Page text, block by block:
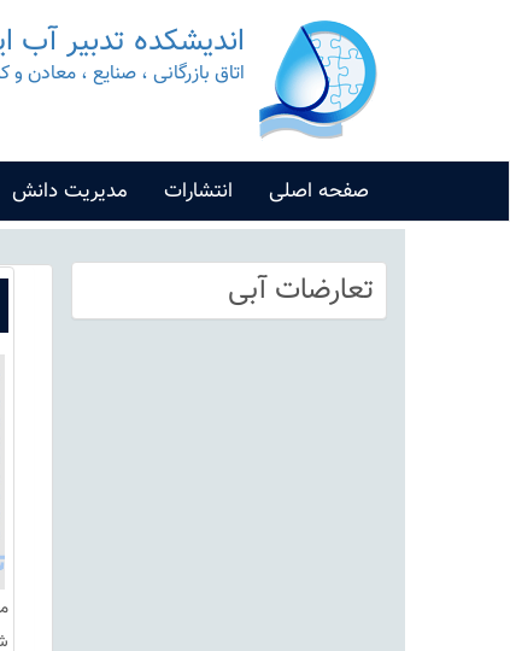
اندیشکده تدبیر آب
اتاق بازرگانی ، صنایع ، معادن
صفحه اصلی انتشارات مدیریت دانش
تعارضات آبی